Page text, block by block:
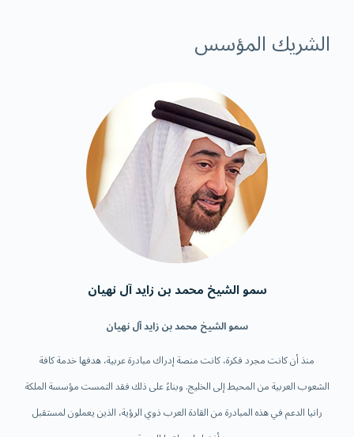
الشريك المؤسس
سمو الشيخ محمد بن زايد آل نهيان
سمو الشيخ محمد بن زايد آل نهيان
منذ أن كانت مجرد فكرة، كانت منصة إدراك مبادرة عربية، هدفها خدمة كافة
الشعوب العربية من المحيط إلى الخليج. وبناءً على ذلك فقد التمست مؤسسة الملكة
رانيا الدعم في هذه المبادرة من القادة العرب ذوي الرؤية، الذين يعملون لمستقبل